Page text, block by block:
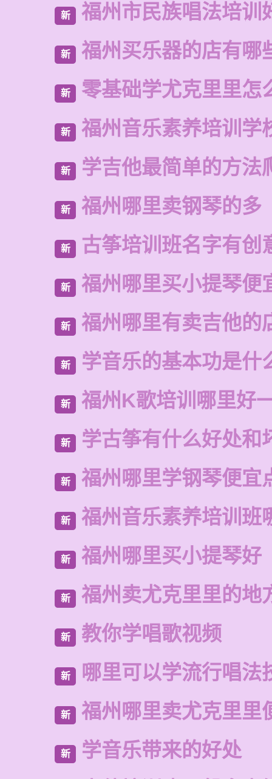
新 福州市民族唱法培训
新 福州买乐器的店有哪
新 零基础学尤克里里怎
新 福州音乐素养培训学
新 学吉他最简单的方法
新 福州哪里卖钢琴的多
新 古筝培训班名字有创
新 福州哪里买小提琴便
新 福州哪里有卖吉他的
新 学音乐的基本功是什
新 福州K歌培训哪里好
新 学古筝有什么好处和
新 福州哪里学钢琴便宜
新 福州音乐素养培训班
新 福州哪里买小提琴好
新 福州卖尤克里里的地
新 教你学唱歌视频
新 哪里可以学流行唱法
新 福州哪里卖尤克里里
新
学音乐带来的好处